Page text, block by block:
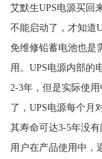
艾默生UPS电源买回
不能启动了，才知道
免维修铅蓄电池也是
用。UPS电源内部的
2-3年，但是实际使
了，UPS电源每个月
其寿命可达3-5年没有
用户在产品使用中，